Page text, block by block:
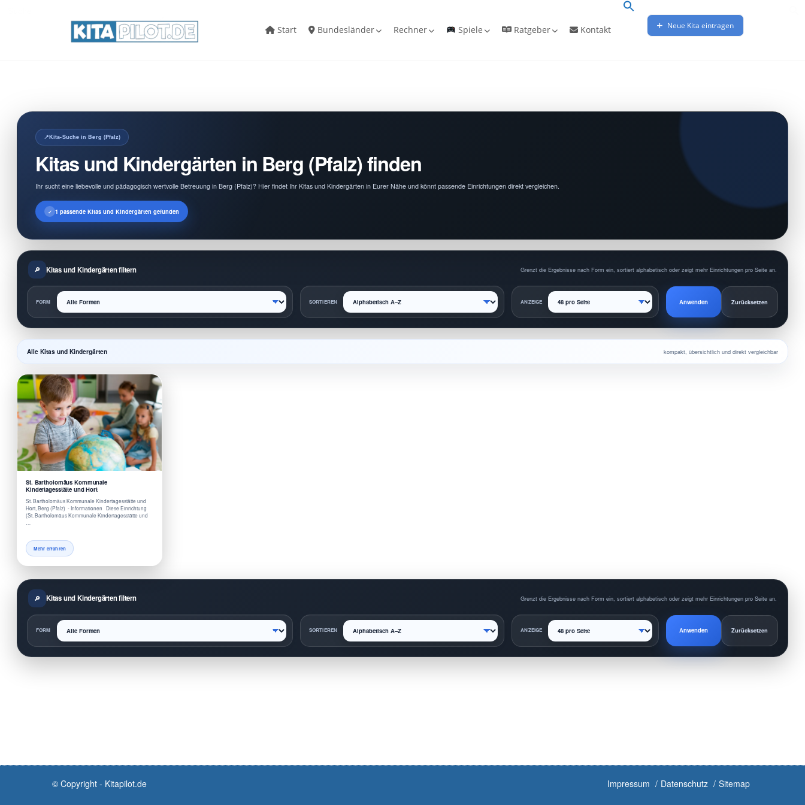
Start Bundesländer Rechner Spiele Ratgeber Kontakt Neue Kita eintragen
Kita-Suche in Berg (Pfalz)
Kitas und Kindergärten in Berg (Pfalz) finden
Ihr sucht eine liebevolle und pädagogisch wertvolle Betreuung in Berg (Pfalz)? Hier findet Ihr Kitas und Kindergärten in Eurer Nähe und könnt passende Einrichtungen direkt vergleichen.
1 passende Kitas und Kindergärten gefunden
Kitas und Kindergärten filtern Grenzt die Ergebnisse nach Form ein, sortiert alphabetisch oder zeigt mehr Einrichtungen pro Seite an.
FORM SORTIEREN ANZEIGE Anwenden Zurücksetzen
Alle Kitas und Kindergärten kompakt, übersichtlich und direkt vergleichbar
St. Bartholomäus Kommunale
Kindertagesstätte und Hort
St. Bartholomäus Kommunale Kindertagesstätte und
Hort, Berg (Pfalz) - Informationen Diese Einrichtung
(St. Bartholomäus Kommunale Kindertagesstätte und
Mehr erfahren
Kitas und Kindergärten filtern Grenzt die Ergebnisse nach Form ein, sortiert alphabetisch oder zeigt mehr Einrichtungen pro Seite an.
FORM SORTIEREN ANZEIGE Anwenden Zurücksetzen
© Copyright - Kitapilot.de Impressum Datenschutz Sitemap